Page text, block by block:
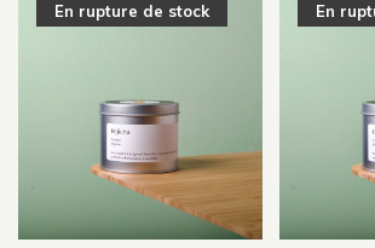
En rupture de stock En